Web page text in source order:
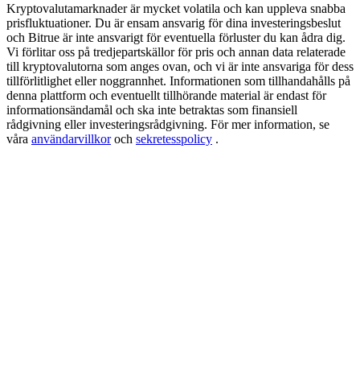
Exclusive for BitMart Users
Register & Trade to Win 500,000 USDT
Precious Metals Trading Carnival
Trade Gold & Silver · 33,333 USDT Bonus
Kryptovalutamarknader är mycket volatila och kan uppleva snabba
prisfluktuationer. Du är ensam ansvarig för dina investeringsbeslut
och Bitrue är inte ansvarigt för eventuella förluster du kan ådra dig.
Vi förlitar oss på tredjepartskällor för pris och annan data relaterade
till kryptovalutorna som anges ovan, och vi är inte ansvariga för dess
tillförlitlighet eller noggrannhet. Informationen som tillhandahålls på
denna plattform och eventuellt tillhörande material är endast för
informationsändamål och ska inte betraktas som finansiell
rådgivning eller investeringsrådgivning. För mer information, se
våra användarvillkoroch sekretesspolicy .